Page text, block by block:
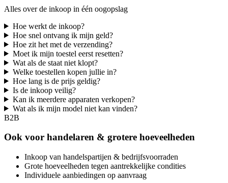
Alles over de inkoop in één oogopslag
Hoe werkt de inkoop?
Hoe snel ontvang ik mijn geld?
Hoe zit het met de verzending?
Moet ik mijn toestel eerst resetten?
Wat als de staat niet klopt?
Welke toestellen kopen jullie in?
Hoe lang is de prijs geldig?
Is de inkoop veilig?
Kan ik meerdere apparaten verkopen?
Wat als ik mijn model niet kan vinden?
B2B
Ook voor handelaren & grotere hoeveelheden
Inkoop van handelspartijen & bedrijfsvoorraden
Grote hoeveelheden tegen aantrekkelijke condities
Individuele aanbiedingen op aanvraag